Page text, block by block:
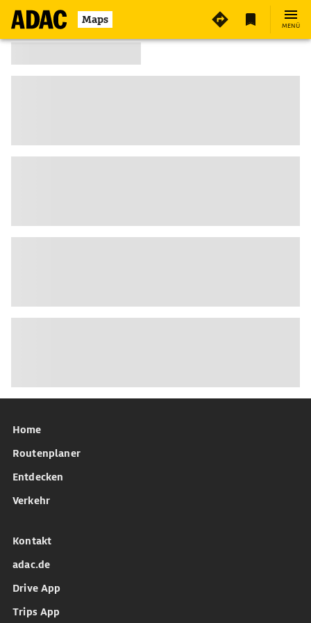
Maps MENÜ
Home
Routenplaner
Entdecken
Verkehr
Kontakt
adac.de
Drive App
Trips App